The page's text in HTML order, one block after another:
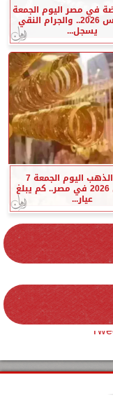
في مصر اليوم الجمعة
7 أغسطس 2026.. والجرام النقي
يسجل...
أسعار الذهب اليوم الجمعة 7
أغسطس 2026 في مصر.. كم يبلغ
عيار...